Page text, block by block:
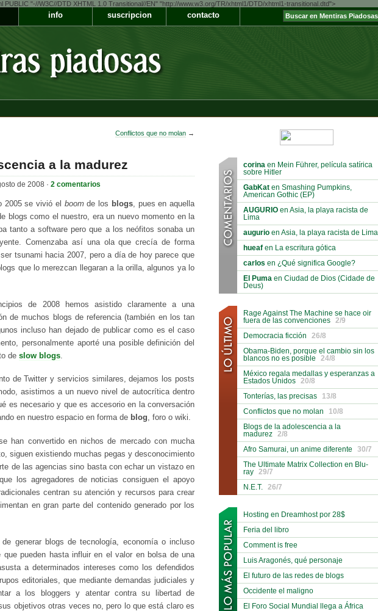
PUBLIC "-//W3C//DTD XHTML 1.0 Transitional//EN" "http://www.w3.org/TR/xhtml1/DTD/xhtml1-transitional.dtd">
info suscripcion contacto
Conflictos que no molan →
a la madurez
de 2008 · 2 comentarios
2005 se vivió el boomde los blogs, pues en aquella
blogs como el nuestro, era un nuevo momento en la
tanto a software pero que a los neófitos sonaba un
Comenzaba así una ola que crecía de forma
tsunami hacia 2007, pero a día de hoy parece que
que lo merezcan llegaran a la orilla, algunos ya lo
de 2008 hemos asistido claramente a una
de muchos blogs de referencia (también en los tan
incluso han dejado de publicar como es el caso
personalmente aporté una posible definición del
de slow blogs
de Twitter y servicios similares, dejamos los posts
asistimos a un nuevo nivel de autocrítica dentro
es necesario y que es accesorio en la conversación
en nuestro espacio en forma de blog, foro o wiki.
han convertido en nichos de mercado con mucha
siguen existiendo muchas pegas y desconocimiento
de las agencias sino basta con echar un vistazo en
los agregadores de noticias consiguen el apoyo
centran su atención y recursos para crear
en gran parte del contenido generado por los
generar blogs de tecnología, economía o incluso
que pueden hasta influir en el valor en bolsa de una
a determinados intereses como los defendidos
editoriales, que mediante demandas judiciales y
a los bloggers y atentar contra su libertad de
objetivos otras veces no, pero lo que está claro es
corina en Mein Führer, película satírica
sobre Hitler
GabKat en Smashing Pumpkins,
American Gothic (EP)
AUGURIO en Asia, la playa racista de
Lima
augurio en Asia, la playa racista de Lima
hueaf en La escritura gótica
carlos en ¿Qué significa Google?
El Puma en Ciudad de Dios (Cidade de
Deus)
Rage Against The Machine se hace oir
fuera de las convenciones
2/9
Democracia ficción
26/8
Obama-Biden, porque el cambio sin los
blancos no es posible
24/8
México regala medallas y esperanzas a
Estados Unidos
20/8
Tonterías, las precisas
13/8
Conflictos que no molan
10/8
Blogs de la adolescencia a la
madurez
2/8
Afro Samurai, un anime diferente
30/7
The Ultimate Matrix Collection en Blu-
ray
29/7
N.E.T.
26/7
Hosting en Dreamhost por 28$
Feria del libro
Comment is free
Luis Aragonés, qué personaje
El futuro de las redes de blogs
Occidente el maligno
El Foro Social Mundial llega a África